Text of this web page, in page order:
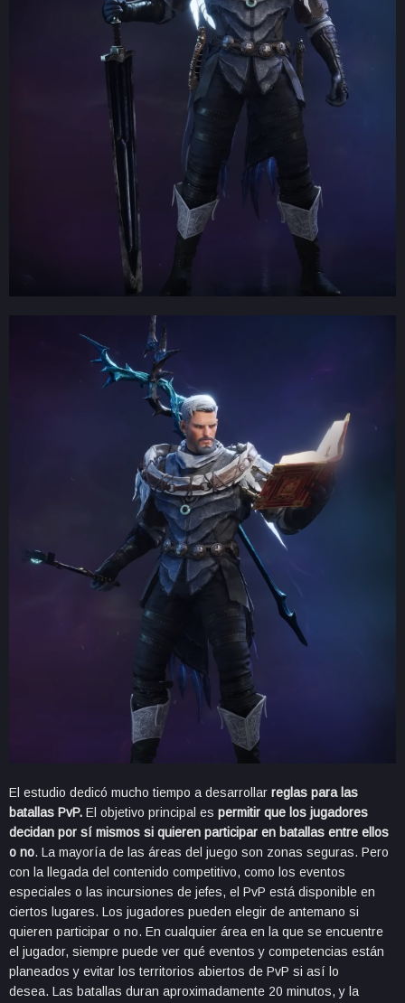
El estudio dedicó mucho tiempo a desarrollar reglas para las
batallas PvP. El objetivo principal es permitir que los jugadores
decidan por sí mismos si quieren participar en batallas entre ellos
o no. La mayoría de las áreas del juego son zonas seguras. Pero
con la llegada del contenido competitivo, como los eventos
especiales o las incursiones de jefes, el PvP está disponible en
ciertos lugares. Los jugadores pueden elegir de antemano si
quieren participar o no. En cualquier área en la que se encuentre
el jugador, siempre puede ver qué eventos y competencias están
planeados y evitar los territorios abiertos de PvP si así lo
desea. Las batallas duran aproximadamente 20 minutos, y la